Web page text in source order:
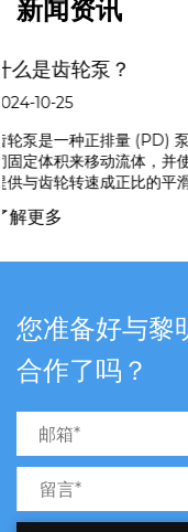
新闻资讯
轮反复封
流体。 它
什么是
齿轮泵是
闭固定体
提供与齿
您准备好与黎
合作了吗？